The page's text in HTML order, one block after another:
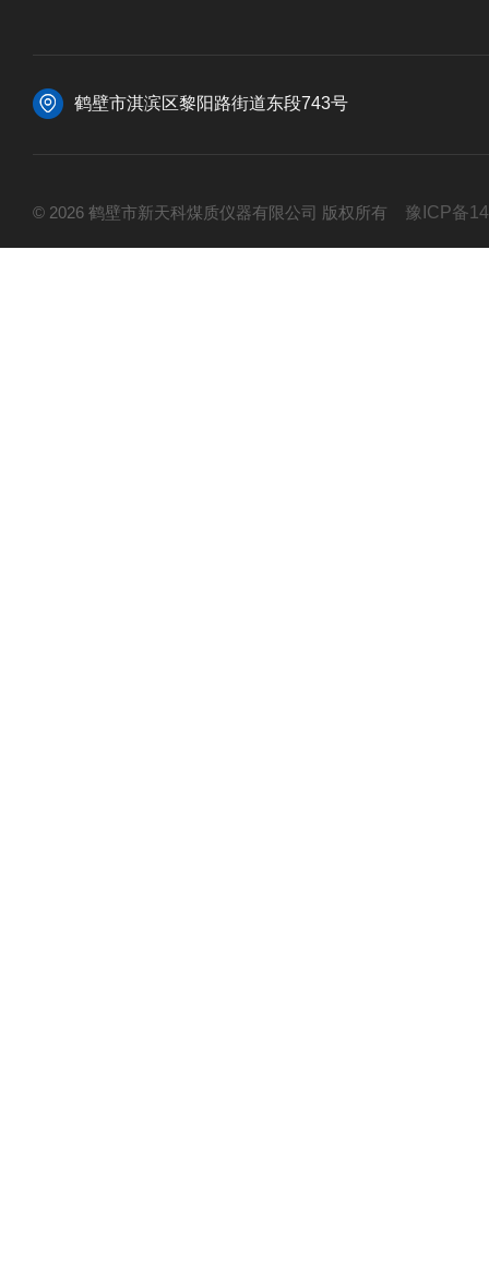
鹤壁市淇滨区黎阳路街道东段743号
© 2026 鹤壁市新天科煤质仪器有限公司 版权所有 豫ICP备